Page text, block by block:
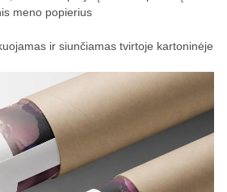
meno popierius
ir siunčiamas tvirtoje kartoninėje